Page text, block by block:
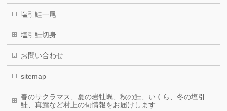
塩引鮭一尾
塩引鮭切身
お問い合わせ
sitemap
春のサクラマス、夏の岩牡蠣、秋の鮭、いくら、冬の塩引
鮭、真鱈など村上の旬情報をお届けします